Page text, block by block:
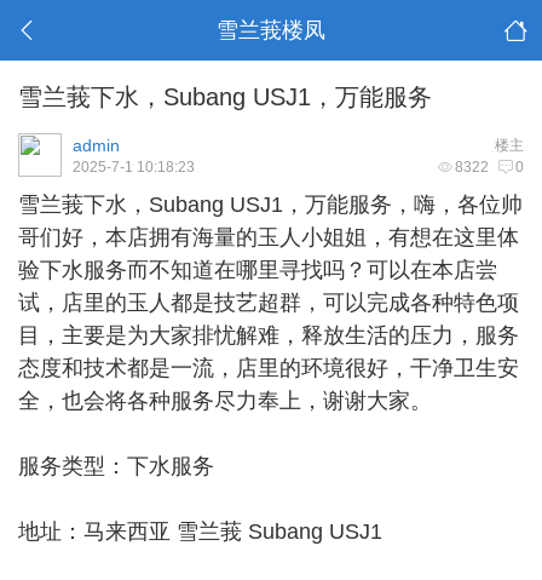
雪兰莪楼凤
雪兰莪下水，Subang USJ1，万能服务
楼主
admin
8322 0
2025-7-1 10:18:23
雪兰莪下水 ，Subang USJ1，万能服务，嗨，各位帅
哥们好，本店拥有海量的玉人小姐姐，有想在这里体
验下水服务而不知道在哪里寻找吗？可以在本店尝
试，店里的玉人都是技艺超群，可以完成各种特色项
目，主要是为大家排忧解难，释放生活的压力，服务
态度和技术都是一流，店里的环境很好，干净卫生安
全，也会将各种服务尽力奉上，谢谢大家。
服务类型：下水服务
地址：马来西亚 雪兰莪 Subang USJ1